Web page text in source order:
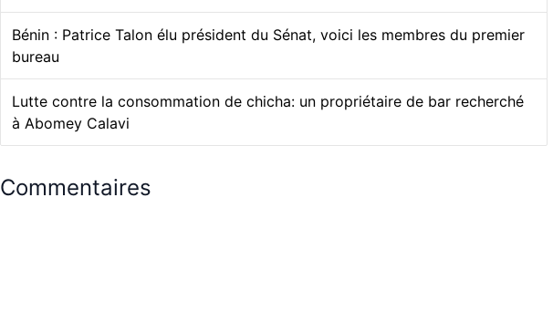
Bénin : Patrice Talon élu président du Sénat, voici les membres du premier
bureau
Lutte contre la consommation de chicha: un propriétaire de bar recherché
à Abomey Calavi
Commentaires